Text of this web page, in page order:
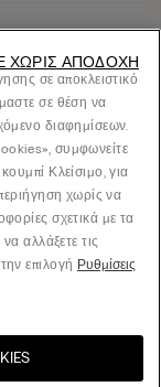
di Villafranca (VR) -
σε αποκλειστικό
σε θέση να
διαφημίσεων.
συμφωνείτε
Κλείσιμο, για
χωρίς να
σχετικά με τα
αλλάξετε τις
επιλογή Ρυθμίσεις
ΧΩΡΊΣ ΑΠΟΔΟΧΉ